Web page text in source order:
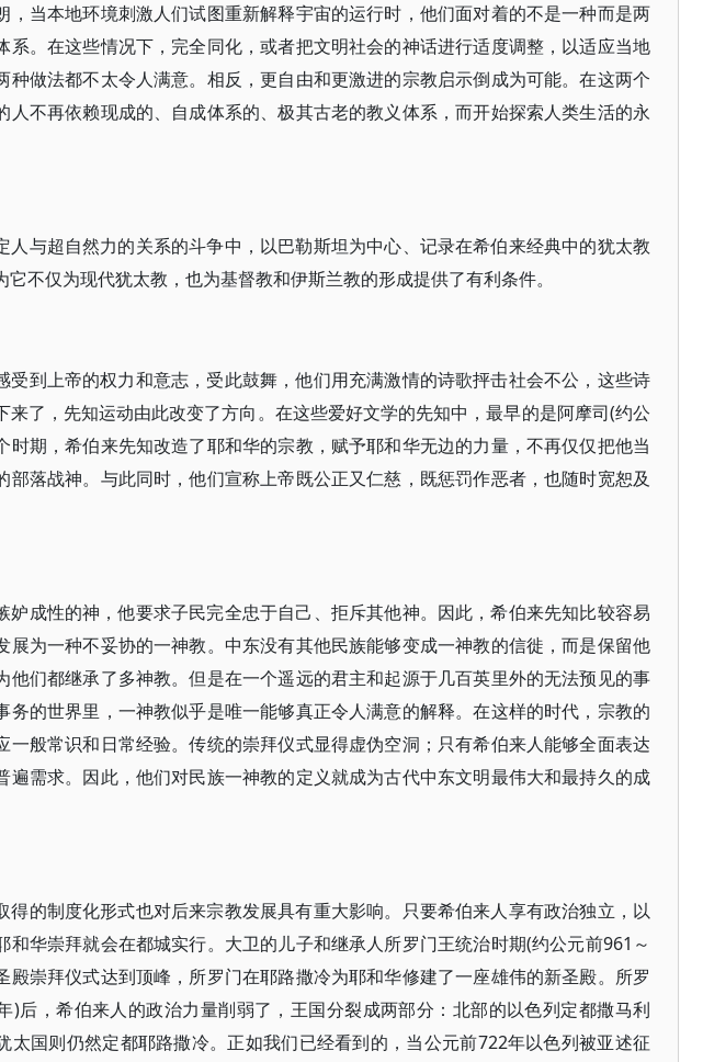
，当本地环境刺激人们试图重新解释宇宙的运行时，他们面对着的不是一种而是两
系。在这些情况下，完全同化，或者把文明社会的神话进行适度调整，以适应当地
种做法都不太令人满意。相反，更自由和更激进的宗教启示倒成为可能。在这两个
人不再依赖现成的、自成体系的、极其古老的教义体系，而开始探索人类生活的永
人与超自然力的关系的斗争中，以巴勒斯坦为中心、记录在希伯来经典中的犹太教
不仅为现代犹太教，也为基督教和伊斯兰教的形成提供了有利条件。
受到上帝的权力和意志，受此鼓舞，他们用充满激情的诗歌抨击社会不公，这些诗
来了，先知运动由此改变了方向。在这些爱好文学的先知中，最早的是阿摩司(约公
时期，希伯来先知改造了耶和华的宗教，赋予耶和华无边的力量，不再仅仅把他当
部落战神。与此同时，他们宣称上帝既公正又仁慈，既惩罚作恶者，也随时宽恕及
妒成性的神，他要求子民完全忠于自己、拒斥其他神。因此，希伯来先知比较容易
展为一种不妥协的一神教。中东没有其他民族能够变成一神教的信徙，而是保留他
他们都继承了多神教。但是在一个遥远的君主和起源于几百英里外的无法预见的事
务的世界里，一神教似乎是唯一能够真正令人满意的解释。在这样的时代，宗教的
一般常识和日常经验。传统的崇拜仪式显得虚伪空洞；只有希伯来人能够全面表达
遍需求。因此，他们对民族一神教的定义就成为古代中东文明最伟大和最持久的成
得的制度化形式也对后来宗教发展具有重大影响。只要希伯来人享有政治独立，以
和华崇拜就会在都城实行。大卫的儿子和继承人所罗门王统治时期(约公元前961～
殿崇拜仪式达到顶峰，所罗门在耶路撒冷为耶和华修建了一座雄伟的新圣殿。所罗
)后，希伯来人的政治力量削弱了，王国分裂成两部分：北部的以色列定都撒马利
太国则仍然定都耶路撒冷。正如我们已经看到的，当公元前722年以色列被亚述征